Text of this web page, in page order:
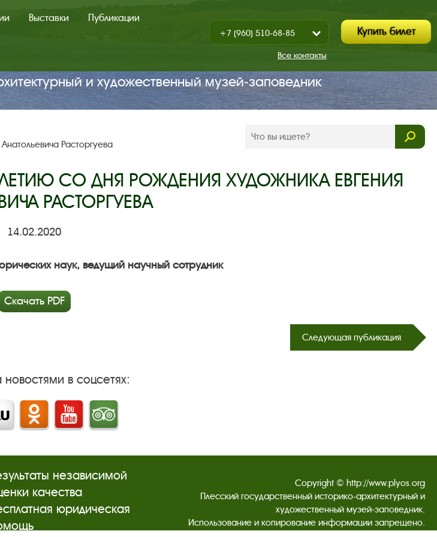
Выставки Публикации
Показать
/
Закрыть
+7 (960) 510-68-85
+7 (930) 347-67-70Все контакты
Купить билет
и художественный музей‑заповедник
Расторгуева
СО ДНЯ РОЖДЕНИЯ ХУДОЖНИКА ЕВГЕНИЯ
РАСТОРГУЕВА
14.02.2020
наук, ведущий научный сотрудник
Скачать PDF
Следующая публикация
в соцсетях:
Одноклассники
YouTubeТрипадвизор
независимой
качества
юридическая
Copyright © http://www.plyos.org
Плесский государственный историко-архитектурный и
художественный музей‑заповедник.
Использование и копирование информации запрещено.